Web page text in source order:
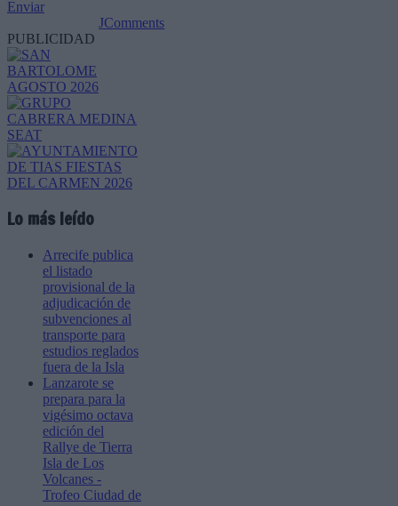
Enviar
JComments
PUBLICIDAD
Lo más leído
Arrecife publica
el listado
provisional de la
adjudicación de
subvenciones al
transporte para
estudios reglados
fuera de la Isla
Lanzarote se
prepara para la
vigésimo octava
edición del
Rallye de Tierra
Isla de Los
Volcanes -
Trofeo Ciudad de